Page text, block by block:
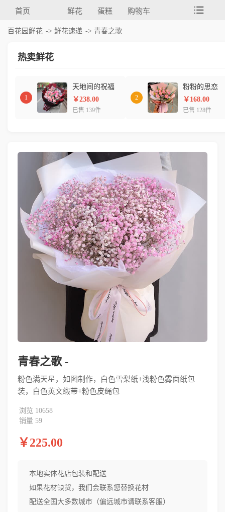
首页 鲜花 蛋糕 购物车
百花园鲜花 -> 鲜花速递 -> 青春之歌
热卖鲜花
1
天地间的祝福
￥238.00
已售 139件
2
粉粉的思恋
￥168.00
已售 128件
青春之歌 -
粉色满天星，如图制作，白色雪梨纸+浅粉色雾面纸包
装，白色英文缎带+粉色皮绳包
浏览 10658
销量 59
￥225.00
本地实体花店包装和配送
如果花材缺货，我们会联系您替换花材
配送全国大多数城市（偏远城市请联系客服）